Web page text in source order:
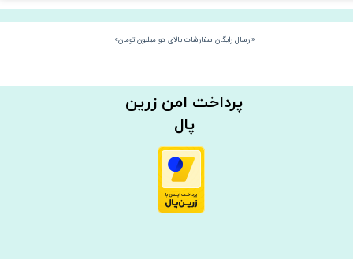
«ارسال رایگان سفارشات بالای دو میلیون تومان»
​​پرداخت امن زرین
پال